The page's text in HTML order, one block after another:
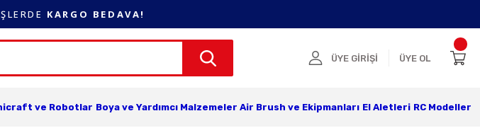
KARGO BEDAVA!
ÜYE GİRİŞİ ÜYE OL
ve Robotlar Boya ve Yardımcı Malzemeler Air Brush ve Ekipmanları El Aletleri RC Modeller